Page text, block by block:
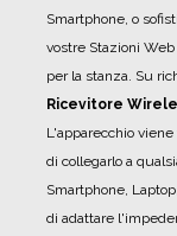
Smartphone, o
vostre Stazioni
per la stanza. Su
Ricevitore
L'apparecchio
di collegarlo a
Smartphone,
di adattare